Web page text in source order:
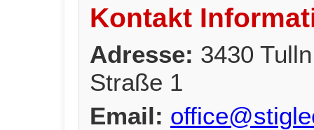
Kontakt
Adresse: 3430
Straße 1
Email: